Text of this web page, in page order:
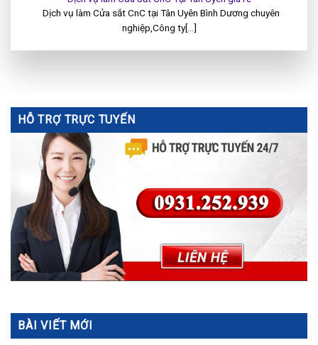
Dịch vụ làm Cửa sắt CnC tại Tân Uyên Bình Dương chuyên
nghiệp,Công ty[...]
HỖ TRỢ TRỰC TUYẾN
BÀI VIẾT MỚI